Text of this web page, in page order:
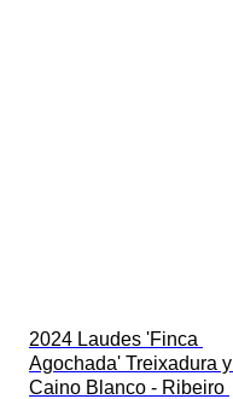
2024 Laudes 'Finca
Agochada' Treixadura y
Caino Blanco - Ribeiro